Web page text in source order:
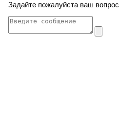
Задайте пожалуйста ваш вопрос